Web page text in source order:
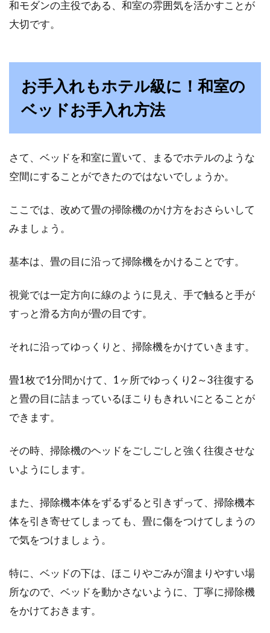
和モダンの主役である、和室の雰囲気を活かすことが
大切です。
お手入れもホテル級に！和室の
ベッドお手入れ方法
さて、ベッドを和室に置いて、まるでホテルのような
空間にすることができたのではないでしょうか。
ここでは、改めて畳の掃除機のかけ方をおさらいして
みましょう。
基本は、畳の目に沿って掃除機をかけることです。
視覚では一定方向に線のように見え、手で触ると手が
すっと滑る方向が畳の目です。
それに沿ってゆっくりと、掃除機をかけていきます。
畳1枚で1分間かけて、1ヶ所でゆっくり2～3往復する
と畳の目に詰まっているほこりもきれいにとることが
できます。
その時、掃除機のヘッドをごしごしと強く往復させな
いようにします。
また、掃除機本体をずるずると引きずって、掃除機本
体を引き寄せてしまっても、畳に傷をつけてしまうの
で気をつけましょう。
特に、ベッドの下は、ほこりやごみが溜まりやすい場
所なので、ベッドを動かさないように、丁寧に掃除機
をかけておきます。